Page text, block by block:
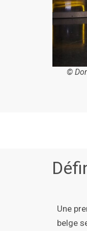
©
Une
belge